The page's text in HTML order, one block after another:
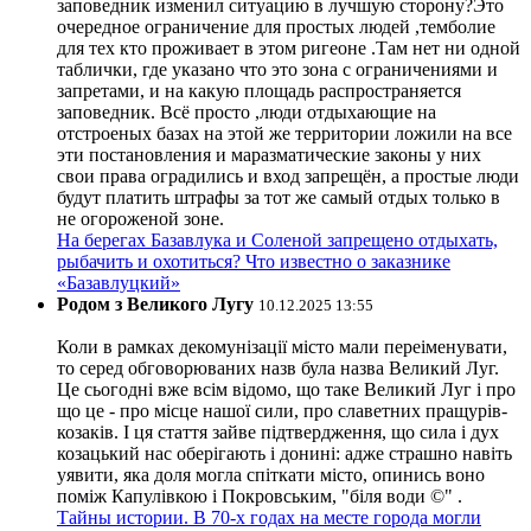
заповедник изменил ситуацию в лучшую сторону?Это
очередное ограничение для простых людей ,темболие
для тех кто проживает в этом ригеоне .Там нет ни одной
таблички, где указано что это зона с ограничениями и
запретами, и на какую площадь распространяется
заповедник. Всё просто ,люди отдыхающие на
отстроеных базах на этой же территории ложили на все
эти постановления и маразматические законы у них
свои права оградились и вход запрещён, а простые люди
будут платить штрафы за тот же самый отдых только в
не огороженой зоне.
На берегах Базавлука и Соленой запрещено отдыхать,
рыбачить и охотиться? Что известно о заказнике
«Базавлуцкий»
Родом з Великого Лугу 10.12.2025 13:55
Коли в рамках декомунізації місто мали переіменувати,
то серед обговорюваних назв була назва Великий Луг.
Це сьогодні вже всім відомо, що таке Великий Луг і про
що це - про місце нашої сили, про славетних пращурів-
козаків. І ця стаття зайве підтвердження, що сила і дух
козацький нас оберігають і донині: адже страшно навіть
уявити, яка доля могла спіткати місто, опинись воно
поміж Капулівкою і Покровським, "біля води ©" .
Тайны истории. В 70-х годах на месте города могли